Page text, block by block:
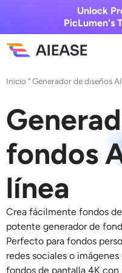
Unlock
PicLumen's
Hogar
AI Video
Texto a video
Imagen a video
Efectos de video
Generador de besos de
Efectos de video
Imagen AI
Imagen a imagen
Texto a imagen
Herramientas de IA
Editor y creador de fotos
Precios
Inicio "Generador de diseños AI
fondos
línea
Crea fácilmente fondos
potente generador de
Perfecto para fondos
redes sociales o
fondos de pantalla 4K